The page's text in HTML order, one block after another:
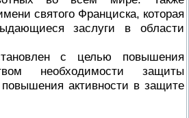
святого Франциска, которая
заслуги в области
с целью повышения
необходимости защиты
активности в защите